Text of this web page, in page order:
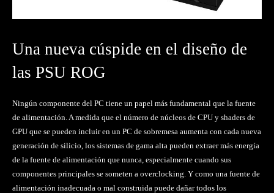
Una nueva cúspide en el diseño de
las PSU ROG
Ningún componente del PC tiene un papel más fundamental que la fuente
de alimentación. A medida que el número de núcleos de CPU y shaders de
GPU que se pueden incluir en un PC de sobremesa aumenta con cada nueva
generación de silicio, los sistemas de gama alta pueden extraer más energía
de la fuente de alimentación que nunca, especialmente cuando sus
componentes principales se someten a overclocking. Y como una fuente de
alimentación inadecuada o mal construida puede dañar todos los